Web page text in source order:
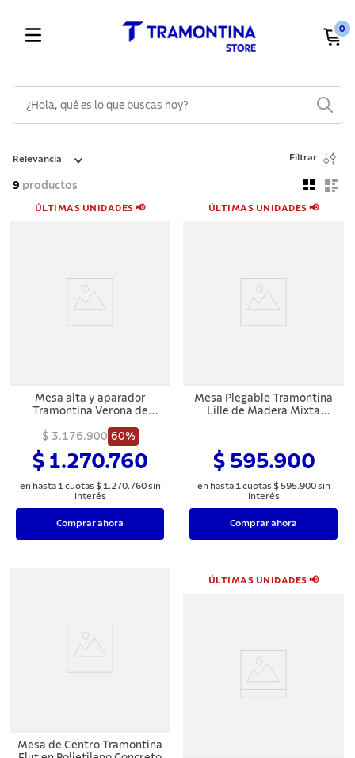
0
Relevancia Filtrar
9 productos
ÚLTIMAS UNIDADES 📢
Mesa alta y aparador
Tramontina Verona de
acabado en barniz incoloro
$ 3.176.900 60%
$ 1.270.760
en hasta 1 cuotas $ 1 .270.760sin
interés
Comprar ahora
ÚLTIMAS UNIDADES 📢
Mesa Plegable Tramontina
Lille de Madera Mixta
$ 595.900
en hasta 1 cuotas $ 595.900sin
interés
Comprar ahora
Mesa de Centro Tramontina
ÚLTIMAS UNIDADES 📢
1.
cuchillos
2 .
cubiertos
ollas
acero inoxidable
10. juego cuchillos